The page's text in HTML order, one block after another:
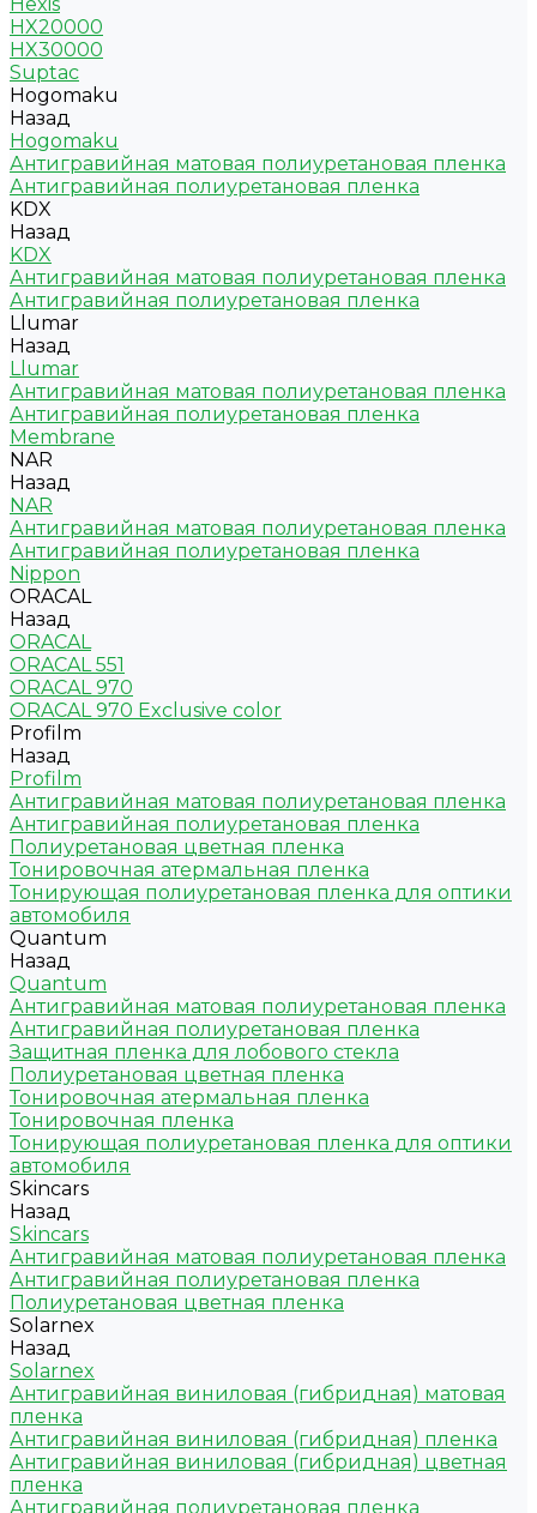
HX20000
HX30000
Suptac
Hogomaku
Назад
Hogomaku
Антигравийная матовая полиуретановая пленка
Антигравийная полиуретановая пленка
KDX
Назад
KDX
Антигравийная матовая полиуретановая пленка
Антигравийная полиуретановая пленка
Llumar
Назад
Llumar
Антигравийная матовая полиуретановая пленка
Антигравийная полиуретановая пленка
Membrane
NAR
Назад
NAR
Антигравийная матовая полиуретановая пленка
Антигравийная полиуретановая пленка
Nippon
ORACAL
Назад
ORACAL
ORACAL 551
ORACAL 970
ORACAL 970 Exclusive color
Profilm
Назад
Profilm
Антигравийная матовая полиуретановая пленка
Антигравийная полиуретановая пленка
Полиуретановая цветная пленка
Тонировочная атермальная пленка
Тонирующая полиуретановая пленка для оптики
автомобиля
Quantum
Назад
Quantum
Антигравийная матовая полиуретановая пленка
Антигравийная полиуретановая пленка
Защитная пленка для лобового стекла
Полиуретановая цветная пленка
Тонировочная атермальная пленка
Тонировочная пленка
Тонирующая полиуретановая пленка для оптики
автомобиля
Skincars
Назад
Skincars
Антигравийная матовая полиуретановая пленка
Антигравийная полиуретановая пленка
Полиуретановая цветная пленка
Solarnex
Назад
Solarnex
Антигравийная виниловая (гибридная) матовая
пленка
Антигравийная виниловая (гибридная) пленка
Антигравийная виниловая (гибридная) цветная
пленка
Антигравийная полиуретановая пленка